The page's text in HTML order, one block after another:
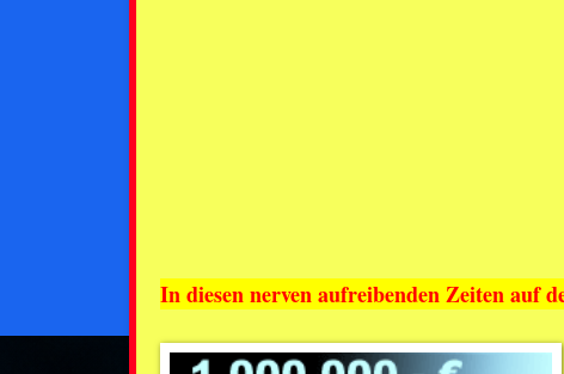
In diesen nerven aufreibenden Zeiten auf